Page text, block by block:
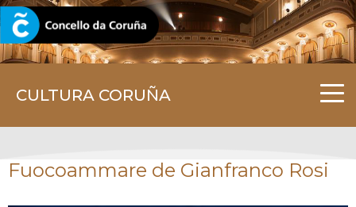
CULTURA CORUÑA
CORUNA.GAL
Fuocoammare de Gianfranco Rosi